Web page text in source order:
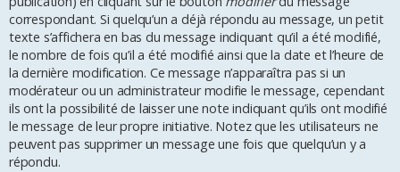
correspondant. Si quelqu’un a déjà répondu au message, un petit
texte s’affichera en bas du message indiquant qu’il a été modifié,
le nombre de fois qu’il a été modifié ainsi que la date et l’heure de
la dernière modification. Ce message n’apparaîtra pas si un
modérateur ou un administrateur modifie le message, cependant
ils ont la possibilité de laisser une note indiquant qu’ils ont modifié
le message de leur propre initiative. Notez que les utilisateurs ne
peuvent pas supprimer un message une fois que quelqu’un y a
répondu.